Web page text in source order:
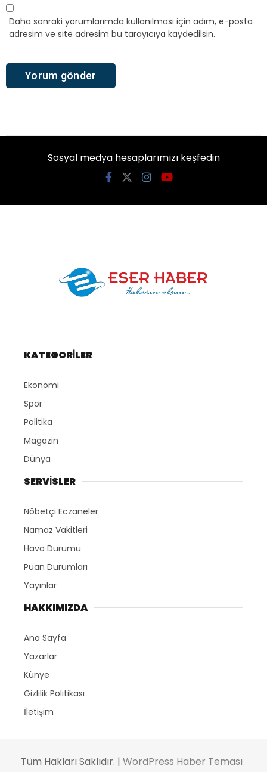
Daha sonraki yorumlarımda kullanılması için adım, e-posta
adresim ve site adresim bu tarayıcıya kaydedilsin.
Sosyal medya hesaplarımızı keşfedin
KATEGORİLER
Ekonomi
Spor
Politika
Magazin
Dünya
SERVİSLER
Nöbetçi Eczaneler
Namaz Vakitleri
Hava Durumu
Puan Durumları
Yayınlar
HAKKIMIZDA
Ana Sayfa
Yazarlar
Künye
Gizlilik Politikası
İletişim
Tüm Hakları Saklıdır. | WordPress Haber Teması